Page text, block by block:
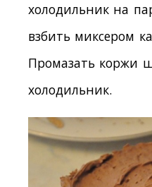
холодильник на
взбить миксером
Промазать коржи
холодильник.